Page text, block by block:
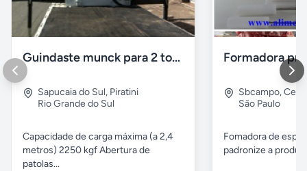
Guindaste munck para 2 toneladas
Sapucaia do Sul, Piratini
Rio Grande do Sul
Capacidade de carga máxima (a 2,4
metros) 2250 kgf Abertura de
patolas...
Sbcampo,
São Paulo
Fomadora de
padronize a